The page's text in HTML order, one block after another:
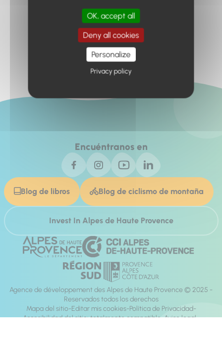
Retour à l'accueil
Encuéntranos en
Blog de libros Blog de ciclismo de montaña
Invest In Alpes de Haute Provence
Agence de développement des Alpes de Haute Provence © 2025 -
Reservados todos los derechos
Mapa del sitio Editar mis cookies Política de Privacidad
Accesibilidad del sitio: totalmente compatible Aviso legal
OK, accept all
Deny all cookies
Personalize
Privacy policy